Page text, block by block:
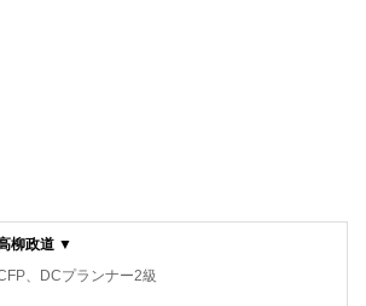
柳政道 ▼
、DCプランナー2級